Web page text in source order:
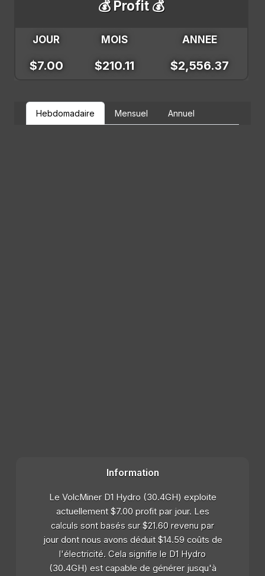
💰 Profit 💰
JOUR MOIS ANNEE
$7.00 $210.11 $2,556.37
Hebdomadaire Mensuel Annuel
Information
Le VolcMiner D1 Hydro (30.4GH) exploite
actuellement $7.00 profit par jour. Les
calculs sont basés sur $21.60 revenu par
jour dont nous avons déduit $14.59 coûts de
l'électricité. Cela signifie le D1 Hydro
(30.4GH) est capable de générer jusqu'à